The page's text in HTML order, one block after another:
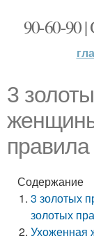
90-60-
3
Содержание
3 золотых
золотых
Ухоженная